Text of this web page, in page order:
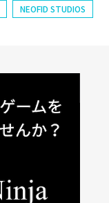
NEOFID STUDIOS